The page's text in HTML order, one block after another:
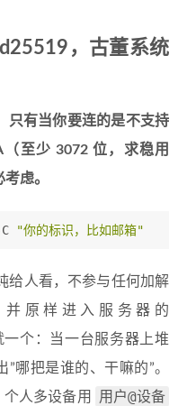
，古董系统
只有当你要连的是不支持
至少 3072 位，求稳用
虑。
"你的标识，比如邮箱"
给人看，不参与任何加解
原样进入服务器的
一个：当一台服务器上堆
哪把是谁的、干嘛的”。
人多设备用
用户@设备